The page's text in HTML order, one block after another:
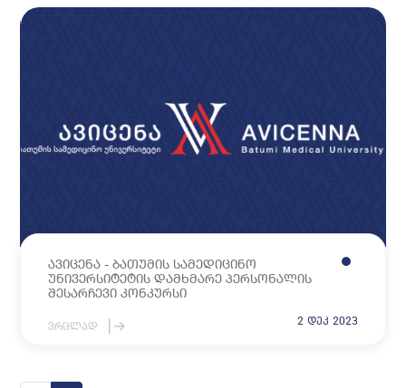
ავიცენა - ბათუმის სამედიცინო
უნივერსიტეტის დამხმარე პერსონალის
შესარჩევი კონკურსი
ვრცლად 2 დეკ 2023